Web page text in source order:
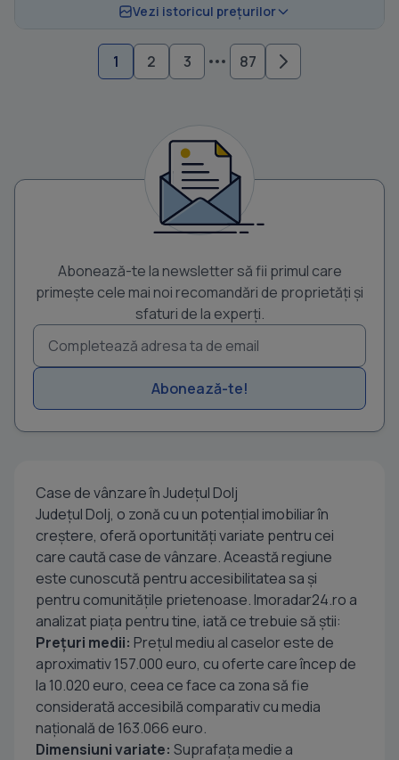
Vezi istoricul prețurilor
1 2 3 87
Abonează-te la newsletter să fii primul care
primește cele mai noi recomandări de proprietăți și
sfaturi de la experți.
Abonează-te!
Case de vânzare în Județul Dolj
Județul Dolj, o zonă cu un potențial imobiliar în
creștere, oferă oportunități variate pentru cei
care caută case de vânzare. Această regiune
este cunoscută pentru accesibilitatea sa și
pentru comunitățile prietenoase. Imoradar24.ro a
analizat piața pentru tine, iată ce trebuie să știi:
Prețuri medii: Prețul mediu al caselor este de
aproximativ 157.000 euro, cu oferte care încep de
la 10.020 euro, ceea ce face ca zona să fie
considerată accesibilă comparativ cu media
națională de 163.066 euro.
Dimensiuni variate: Suprafața medie a